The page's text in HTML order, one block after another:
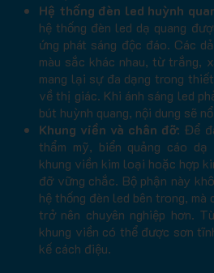
Hệ thống đèn led huỳnh
hệ thống đèn led dạ quang
ứng phát sáng độc đáo. Các
màu sắc khác nhau, từ trắng,
mang lại sự đa dạng trong
về thị giác. Khi ánh sáng led
bút huỳnh quang, nội dung sẽ
Khung viền và chân đỡ: Để
thẩm mỹ, biển quảng cáo
khung viền kim loại hoặc hợp
đỡ vững chắc. Bộ phận này
hệ thống đèn led bên trong, mà
trở nên chuyên nghiệp hơn.
khung viền có thể được sơn
kế cách điệu.